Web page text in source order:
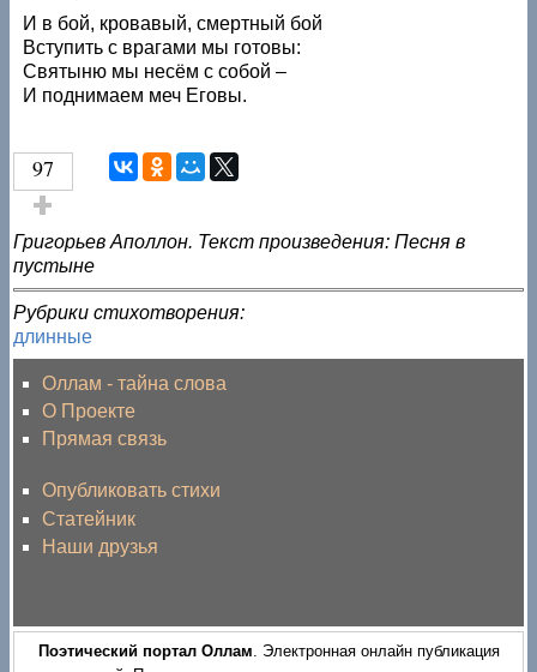
И в бой, кровавый, смертный бой
Вступить с врагами мы готовы:
Святыню мы несём с собой –
И поднимаем меч Еговы.
97
Голос за!
Григорьев Аполлон. Текст произведения: Песня в
пустыне
Рубрики стихотворения:
длинные
Оллам - тайна слова
О Проекте
Прямая связь
Опубликовать стихи
Статейник
Наши друзья
Поэтический портал Оллам. Электронная онлайн публикация